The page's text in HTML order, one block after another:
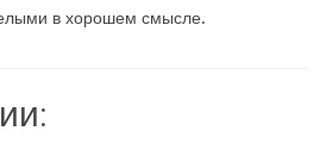
в хорошем смысле.